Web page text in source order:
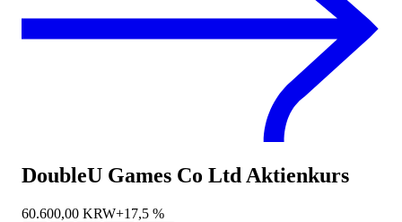
DoubleU Games Co Ltd Aktienkurs
60.600,00 KRW+17,5 %